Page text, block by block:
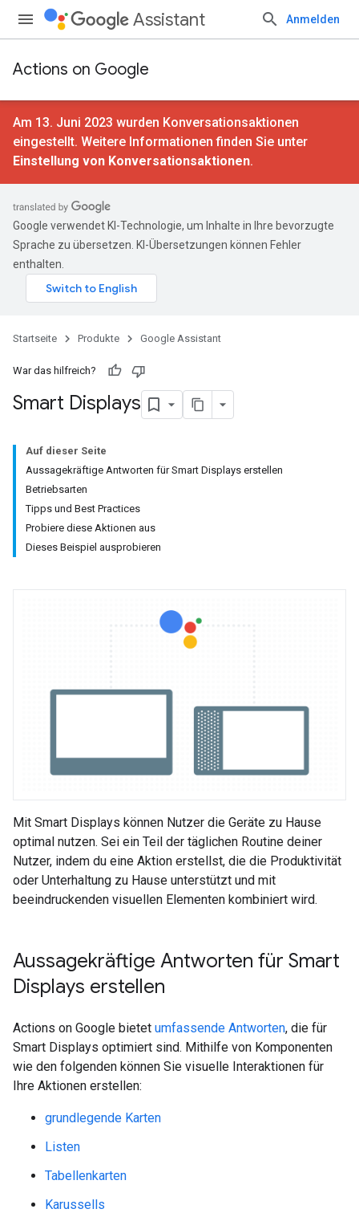
Assistant Anmelden
Actions on Google
Am 13. Juni 2023 wurden Konversationsaktionen
eingestellt. Weitere Informationen finden Sie unter
Einstellung von Konversationsaktionen.
Google verwendet KI-Technologie, um Inhalte in Ihre bevorzugte
Sprache zu übersetzen. KI-Übersetzungen können Fehler
enthalten.
Startseite Produkte Google Assistant
War das hilfreich?
Smart Displays
Auf dieser Seite
Aussagekräftige Antworten für Smart Displays erstellen
Betriebsarten
Tipps und Best Practices
Probiere diese Aktionen aus
Dieses Beispiel ausprobieren
Mit Smart Displays können Nutzer die Geräte zu Hause
optimal nutzen. Sei ein Teil der täglichen Routine deiner
Nutzer, indem du eine Aktion erstellst, die die Produktivität
oder Unterhaltung zu Hause unterstützt und mit
beeindruckenden visuellen Elementen kombiniert wird.
Aussagekräftige Antworten für Smart
Displays erstellen
Actions on Google bietet umfassende Antworten, die für
Smart Displays optimiert sind. Mithilfe von Komponenten
wie den folgenden können Sie visuelle Interaktionen für
Ihre Aktionen erstellen:
grundlegende Karten
Listen
Tabellenkarten
Karussells